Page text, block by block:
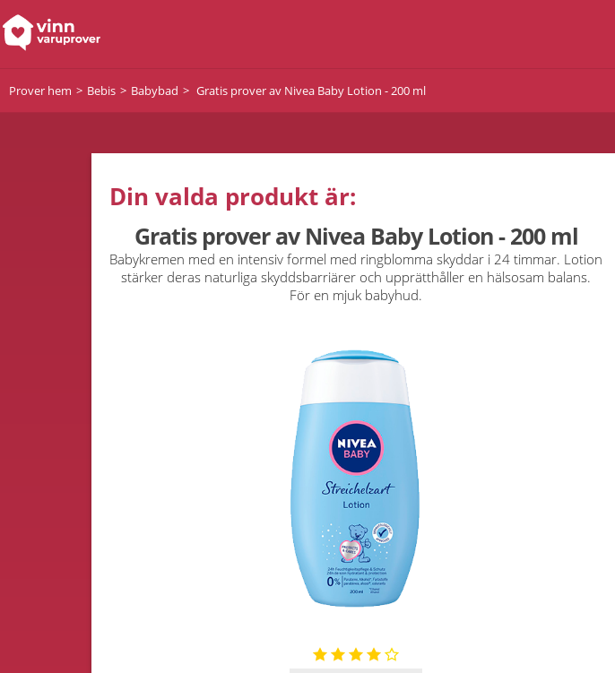
Prover hem Bebis Babybad Gratis prover av Nivea Baby Lotion - 200 ml
Din valda produkt är:
Gratis prover av Nivea Baby Lotion - 200 ml
Babykremen med en intensiv formel med ringblomma skyddar i 24 timmar. Lotion
stärker deras naturliga skyddsbarriärer och upprätthåller en hälsosam balans.
För en mjuk babyhud.